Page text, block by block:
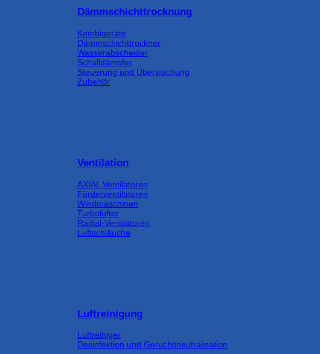
Dämmschichttrocknung
Kombigeräte
Dämmschichttrockner
Wasserabscheider
Schalldämpfer
Steuerung und Überwachung
Zubehör
Ventilation
AXIAL Ventilatoren
Förderventilatoren
Windmaschinen
Turbolüfter
Radial-Ventilatoren
Luftschläuche
Luftreinigung
Luftreiniger
Desinfektion und Geruchsneutralisation